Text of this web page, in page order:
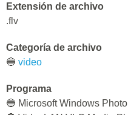
Extensión de archivo
.flv
Categoría de archivo
🔵 video
Programa
🔵 Microsoft Windows